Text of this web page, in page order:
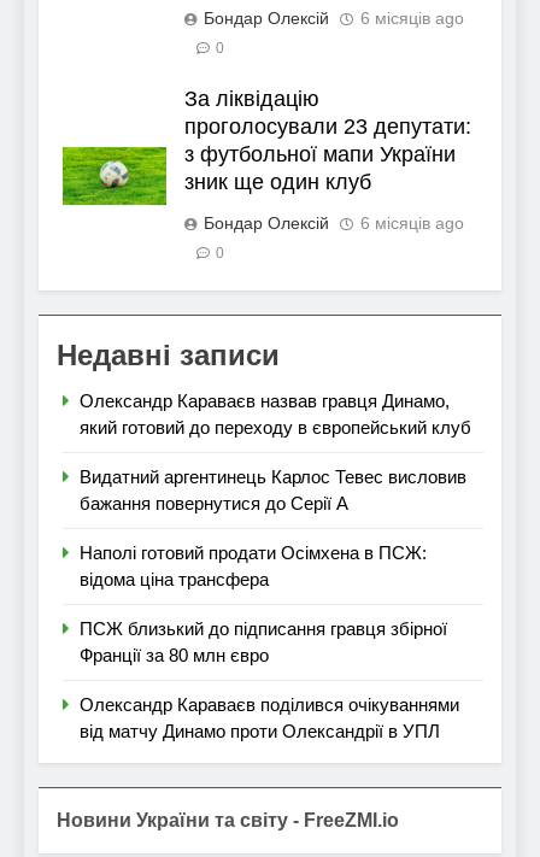
Бондар Олексій 6 місяців ago
0
За ліквідацію
проголосували 23 депутати:
з футбольної мапи України
зник ще один клуб
Бондар Олексій 6 місяців ago
0
Недавні записи
Олександр Караваєв назвав гравця Динамо,
який готовий до переходу в європейський клуб
Видатний аргентинець Карлос Тевес висловив
бажання повернутися до Серії А
Наполі готовий продати Осімхена в ПСЖ:
відома ціна трансфера
ПСЖ близький до підписання гравця збірної
Франції за 80 млн євро
Олександр Караваєв поділився очікуваннями
від матчу Динамо проти Олександрії в УПЛ
Новини України та світу - FreeZMI.io